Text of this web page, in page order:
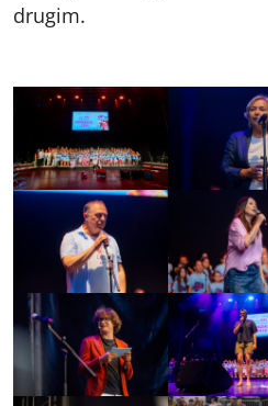
drugim.